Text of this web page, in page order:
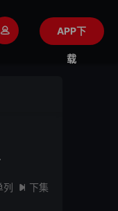
APP下
载
列  下集